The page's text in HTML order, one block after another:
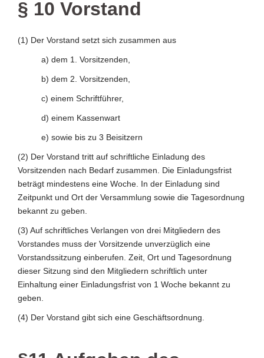
§ 10 Vorstand
(1) Der Vorstand setzt sich zusammen aus
a) dem 1. Vorsitzenden,
b) dem 2. Vorsitzenden,
c) einem Schriftführer,
d) einem Kassenwart
e) sowie bis zu 3 Beisitzern
(2) Der Vorstand tritt auf schriftliche Einladung des
Vorsitzenden nach Bedarf zusammen. Die Einladungsfrist
beträgt mindestens eine Woche. In der Einladung sind
Zeitpunkt und Ort der Versammlung sowie die Tagesordnung
bekannt zu geben.
(3) Auf schriftliches Verlangen von drei Mitgliedern des
Vorstandes muss der Vorsitzende unverzüglich eine
Vorstandssitzung einberufen. Zeit, Ort und Tagesordnung
dieser Sitzung sind den Mitgliedern schriftlich unter
Einhaltung einer Einladungsfrist von 1 Woche bekannt zu
geben.
(4) Der Vorstand gibt sich eine Geschäftsordnung.